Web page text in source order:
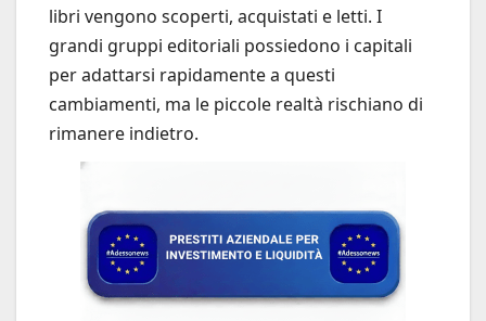
libri vengono scoperti, acquistati e letti. I
grandi gruppi editoriali possiedono i capitali
per adattarsi rapidamente a questi
cambiamenti, ma le piccole realtà rischiano di
rimanere indietro.